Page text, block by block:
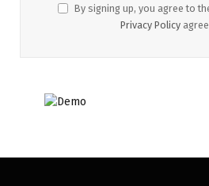
By signing up, you agree to
Privacy Policy